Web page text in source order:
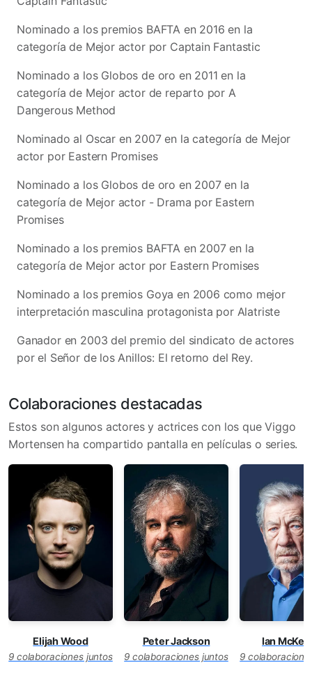
Nominado a los premios BAFTA en 2016 en la
categoría de Mejor actor por Captain Fantastic
Nominado a los Globos de oro en 2011 en la
categoría de Mejor actor de reparto por A
Dangerous Method
Nominado al Oscar en 2007 en la categoría de Mejor
actor por Eastern Promises
Nominado a los Globos de oro en 2007 en la
categoría de Mejor actor - Drama por Eastern
Promises
Nominado a los premios BAFTA en 2007 en la
categoría de Mejor actor por Eastern Promises
Nominado a los premios Goya en 2006 como mejor
interpretación masculina protagonista por Alatriste
Ganador en 2003 del premio del sindicato de actores
por el Señor de los Anillos: El retorno del Rey.
Colaboraciones destacadas
Estos son algunos actores y actrices con los que Viggo
Mortensen ha compartido pantalla en películas o series.
Elijah Wood
9 colaboraciones juntos
Peter Jackson
9 colaboraciones juntos
Ian
9